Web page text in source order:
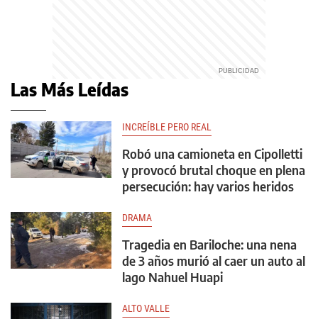
Las Más Leídas
INCREÍBLE PERO REAL
Robó una camioneta en Cipolletti
y provocó brutal choque en plena
persecución: hay varios heridos
DRAMA
Tragedia en Bariloche: una nena
de 3 años murió al caer un auto al
lago Nahuel Huapi
ALTO VALLE